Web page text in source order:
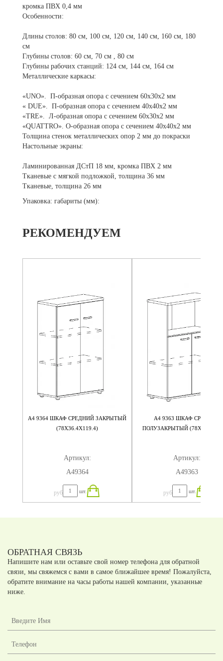
кромка ПВХ 0,4 мм
Особенности:
Длины столов: 80 см, 100 см, 120 см, 140 см, 160 см, 180
см
Глубины столов: 60 см, 70 см , 80 см
Глубины рабочих станций: 124 см, 144 см, 164 см
Металлические каркасы:
«UNO». П-образная опора с сечением 60х30х2 мм
« DUE». П-образная опора с сечением 40х40х2 мм
«TRE». Л-образная опора с сечением 60х30х2 мм
«QUATTRO». О-образная опора с сечением 40х40х2 мм
Толщина стенок металлических опор 2 мм до покраски
Настольные экраны:
Ламинированная ДСтП 18 мм, кромка ПВХ 2 мм
Тканевые с мягкой подложкой, толщина 36 мм
Тканевые, толщина 26 мм
Упаковка: габариты (мм):
РЕКОМЕНДУЕМ
А4 9364 ШКАФ СРЕДНИЙ ЗАКРЫТЫЙ
(78Х36.4Х119.4)
Артикул:
А49364
руб шт.
А4 9363 ШКАФ СРЕДНИЙ
ПОЛУЗАКРЫТЫЙ
Артикул:
А49363
руб шт.
ОБРАТНАЯ СВЯЗЬ
Напишите нам или оставьте свой номер телефона для обратной
связи, мы свяжемся с вами в самое ближайшее время! Пожалуйста,
обратите внимание на часы работы нашей компании, указанные
ниже.